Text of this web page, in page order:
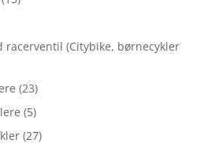
racerventil (Citybike, børnecykler
(23)
(5)
(27)